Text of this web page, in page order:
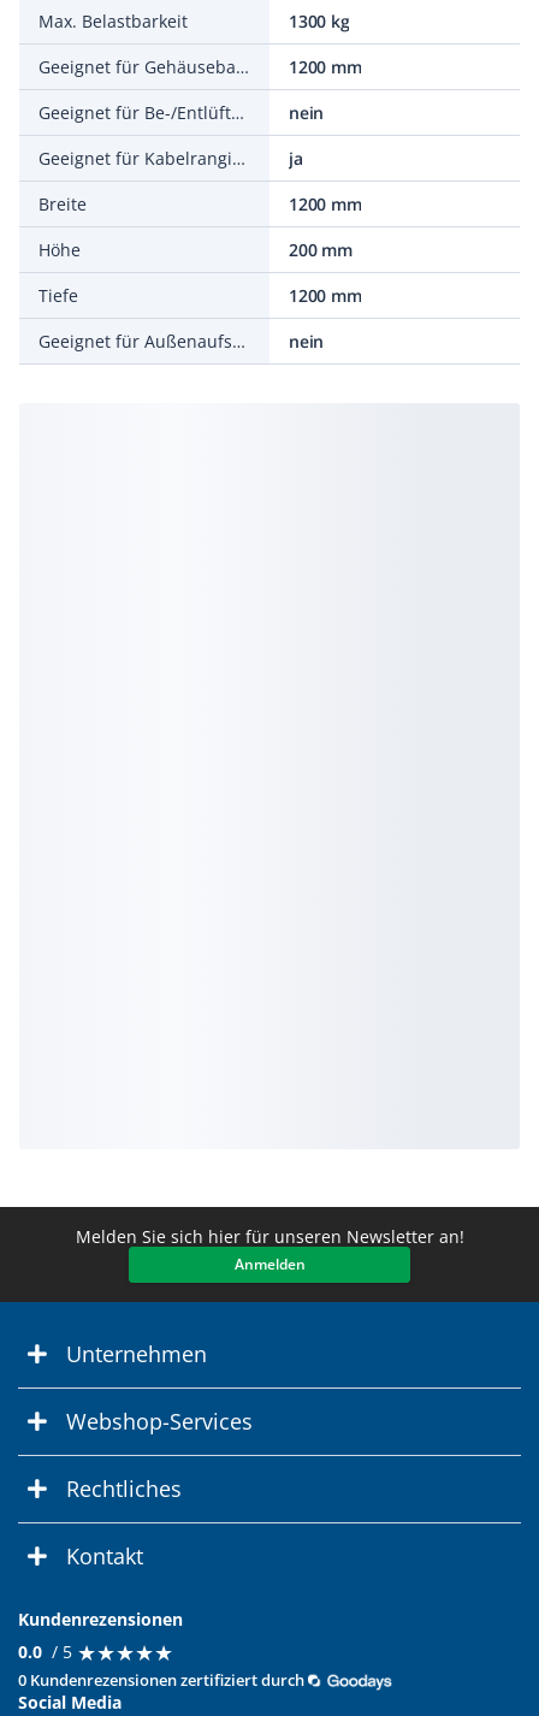
Max. Belastbarkeit
1300 kg
Geeignet für Gehäusebaubreite
1200 mm
Geeignet für Be-/Entlüftung
nein
Geeignet für Kabelrangierung
ja
Breite
1200 mm
Höhe
200 mm
Tiefe
1200 mm
Geeignet für Außenaufstellung
nein
Melden Sie sich hier für unseren Newsletter an!
Anmelden
Unternehmen
Webshop-Services
Rechtliches
Kontakt
Kundenrezensionen
0.0 / 5 ★★★★★
★★★★★
0 Kundenrezensionen zertifiziert durch
Social Media